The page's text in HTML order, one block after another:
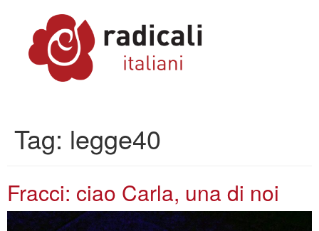
Tag: legge40
Fracci: ciao Carla, una di noi